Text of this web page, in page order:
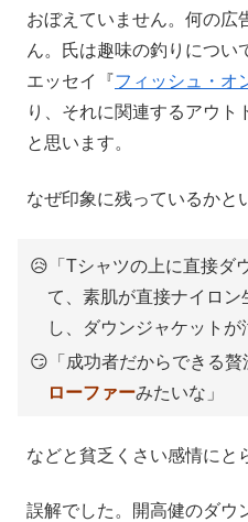
おぼえていません。何の広
ん。氏は趣味の釣りについ
エッセイ『フィッシュ・オ
り、それに関連するアウト
と思います。
なぜ印象に残っているかと
😥「Tシャツの上に直接ダ
て、素肌が直接ナイロ
し、ダウンジャケットが
😏「成功者だからできる
ローファーみたいな」
などと貧乏くさい感情にと
誤解でした。開高健のダウ